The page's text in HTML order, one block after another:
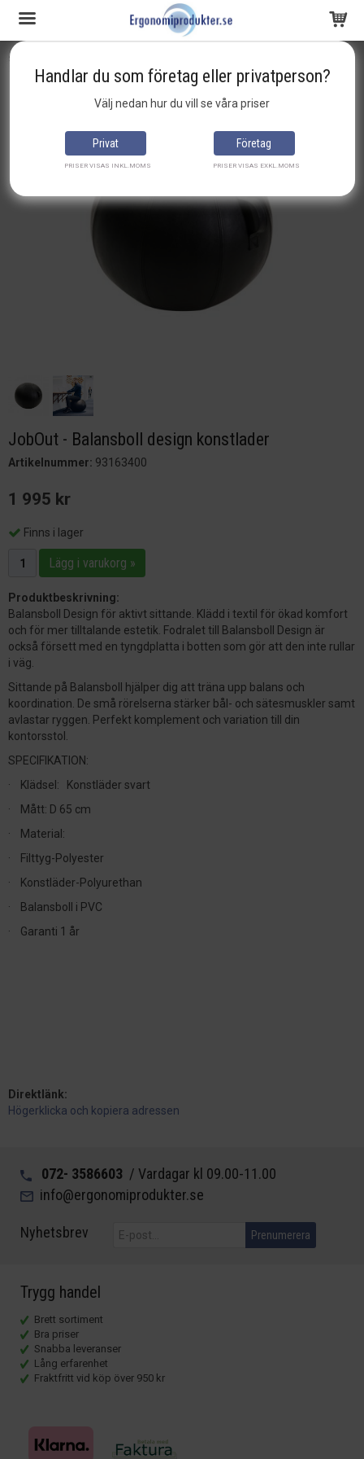
Produkten har blivit tillagd i varukorgen
Startsida
JobOut - Balansboll design konstlader
Artikelnummer: 93163400
1 995 kr
Finns i lager
Lägg i varukorg »
Produktbeskrivning:
Balansboll Design för aktivt sittande. Klädd i textil för ökad komfort
och för mer tilltalande estetik. Fodralet till Balansboll Design är
också försett med en tyngdplatta i botten som gör att den inte rullar
i väg.
Sittande på Balansboll hjälper dig att träna upp balans och
koordination. De små rörelserna stärker bål- och sätesmuskler samt
avlastar ryggen. Perfekt komplement och variation till din
kontorsstol.
SPECIFIKATION:
· Klädsel: Konstläder svart
· Mått: D 65 cm
· Material:
· Filttyg-Polyester
· Konstläder-Polyurethan
· Balansboll i PVC
· Garanti 1 år
Direktlänk:
Högerklicka och kopiera adressen
072- 3586603 / Vardagar kl 09.00-11.00
info@ergonomiprodukter.se
Nyhetsbrev Prenumerera
Trygg handel
Brett sortiment
Bra priser
Snabba leveranser
Lång erfarenhet
Fraktfritt vid köp över 950 kr
Handlar du som företag eller privatperson?
Välj nedan hur du vill se våra priser
Privat
PRISER VISAS INKL.MOMS
Företag
PRISER VISAS EXKL.MOMS